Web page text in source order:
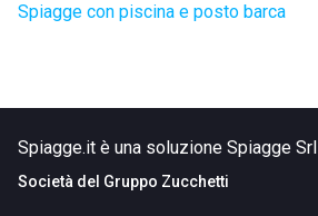
Spiagge con piscina e posto barca
Spiagge.it è una soluzione Spiagge Srl
Società del Gruppo Zucchetti